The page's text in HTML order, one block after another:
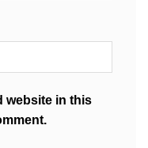
website in this